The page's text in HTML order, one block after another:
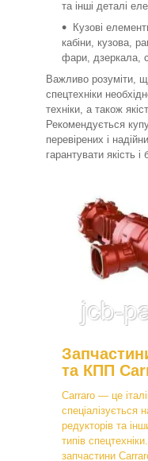
та інші деталі
Кузові
кабіни, кузова,
фари, дзеркала,
Важливо розуміти,
спецтехніки
техніки, а також
Рекомендується
перевірених і
гарантувати якість
та КПП
Carraro — це
спеціалізується
редукторів та
типів
запчастини